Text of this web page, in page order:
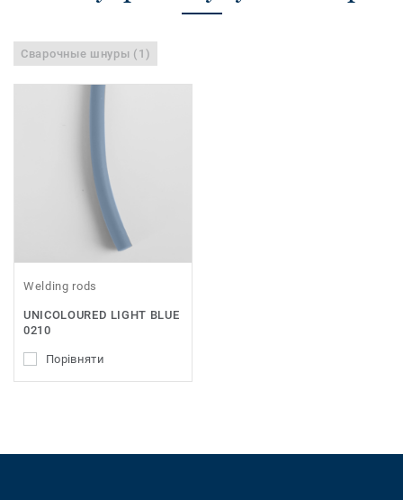
Сварочные шнуры (1)
Welding rods
UNICOLOURED LIGHT BLUE
0210
Порівняти